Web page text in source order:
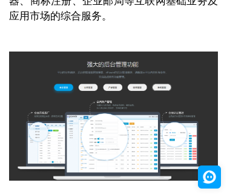
应用市场的综合服务。